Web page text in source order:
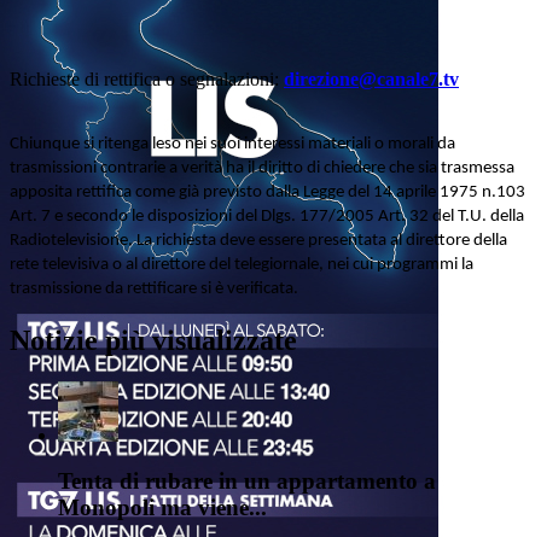
Richieste di rettifica o segnalazioni: direzione@canale7.tv
Chiunque si ritenga leso nei suoi interessi materiali o morali da
trasmissioni contrarie a verità ha il diritto di chiedere che sia trasmessa
apposita rettifica come già previsto dalla Legge del 14 aprile 1975 n.103
Art. 7 e secondo le disposizioni del Dlgs. 177/2005 Art. 32 del T.U. della
Radiotelevisione. La richiesta deve essere presentata al direttore della
rete televisiva o al direttore del telegiornale, nei cui programmi la
trasmissione da rettificare si è verificata.
Notizie più visualizzate
Tenta di rubare in un appartamento a
Monopoli ma viene...